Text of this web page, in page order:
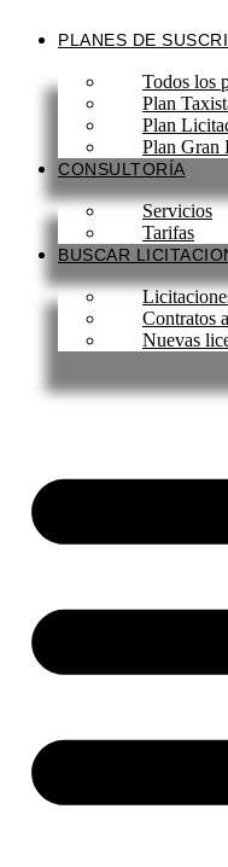
PLANES DE
Todos los
Plan
Plan
Plan Gran
CONSULTORÍA
Servicios
Tarifas
BUSCAR
Contratos
Nuevas